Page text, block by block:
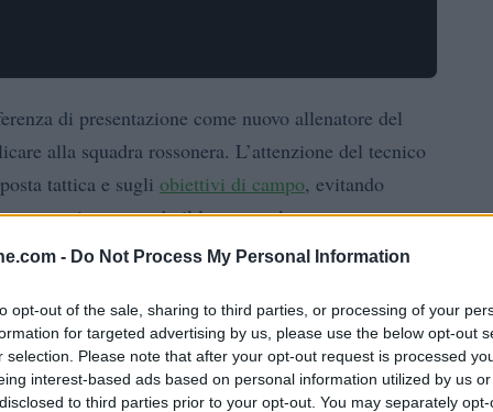
- Do Not Process My Personal Information
opt-out of the sale, sharing to third parties, or processing of your
for targeted advertising by us, please use the below opt-out
selection. Please note that after your opt-out request is processed
interest-based ads based on personal information utilized by us
to third parties prior to your opt-out. You may separately
di presentazione come nuovo allenatore del
alla squadra rossonera. L’attenzione del tecnico
tattica e sugli obiettivi di campo, evitando
ma riconoscendo il lavoro svolto.
volontà di impostare un modello di gioco
di coniugare spettacolo e risultati. Le sue parole
possesso palla e sulla capacità difensiva del
competitività e identità nel breve e medio periodo.